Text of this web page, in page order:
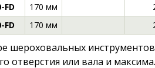
FD
170 мм
FD
170 мм
шероховальных
отверстия или вала и